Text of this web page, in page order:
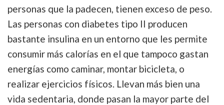
personas que la padecen, tienen exceso de peso.
Las personas con diabetes tipo II producen
bastante insulina en un entorno que les permite
consumir más calorías en el que tampoco gastan
energías como caminar, montar bicicleta, o
realizar ejercicios físicos. Llevan más bien una
vida sedentaria, donde pasan la mayor parte del